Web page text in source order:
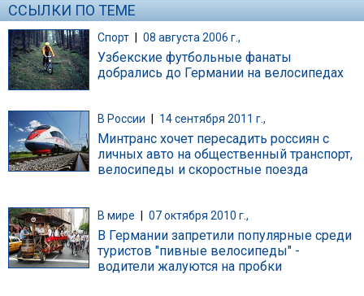
ССЫЛКИ ПО ТЕМЕ
Спорт | 08 августа 2006 г.,
Узбекские футбольные фанаты
добрались до Германии на велосипедах
В России 14 сентября 2011 г.,
Минтранс хочет пересадить россиян с
личных авто на общественный транспорт,
велосипеды и скоростные поезда
В мире 07 октября 2010 г.,
В Германии запретили популярные среди
туристов "пивные велосипеды" -
водители жалуются на пробки